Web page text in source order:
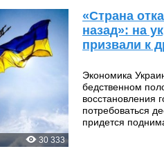
30 333
«Страна
назад»: на
призвали к
Экономика
бедственном
восстановления
потребоваться
придется